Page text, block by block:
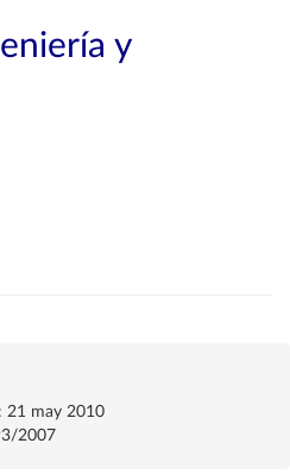
y
: 21 may 2010
2007